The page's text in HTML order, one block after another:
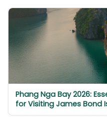
Phang Nga Bay 2026:
for Visiting James Bond